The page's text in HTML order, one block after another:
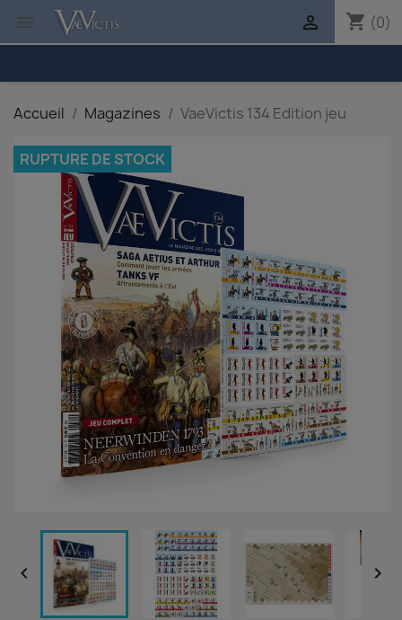
 shopping_cart (0)

Accueil Magazines VaeVictis 134 Edition jeu
RUPTURE DE STOCK
 